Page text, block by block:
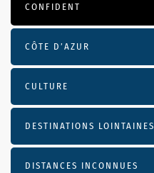
CONFIDENT
CÔTE D’AZUR
CULTURE
DESTINATIONS LOINTAINES
DISTANCES INCONNUES